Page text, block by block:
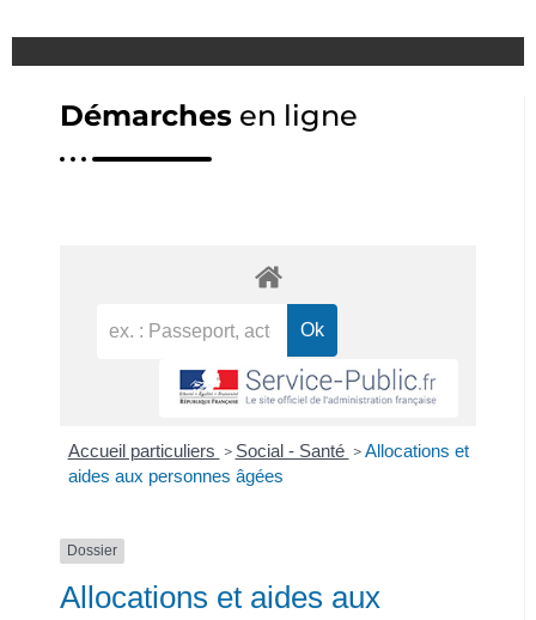
Démarches en ligne
Accueil particuliers > Social - Santé > Allocations et
aides aux personnes âgées
Dossier
Allocations et aides aux